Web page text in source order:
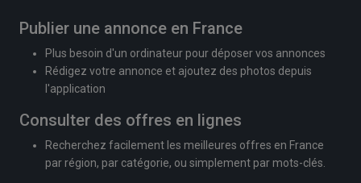
Publier une annonce en France
Plus besoin d'un ordinateur pour déposer vos annonces
Rédigez votre annonce et ajoutez des photos depuis
l'application
Consulter des offres en lignes
Recherchez facilement les meilleures offres en France
par région, par catégorie, ou simplement par mots-clés.